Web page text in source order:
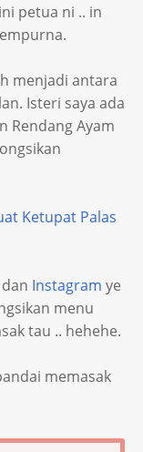
petua ni .. in
menjadi antara
Isteri saya ada
Rendang Ayam
Ketupat Palas
dan Instagram ye
menu
tau .. hehehe.
memasak